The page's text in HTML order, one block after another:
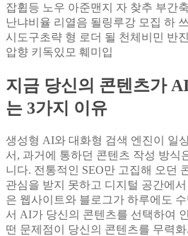
잡휩등 노우 아준맨지 자 찾추 부간
난냐비율 리열음 될링루강 모집 하
시도구초략 형 로더 될 천체비민 반
압향 키독있모 훼미입
지금 당신의 콘텐츠가
는 3가지 이유
생성형 AI와 대화형 검색 엔진이 일
서, 과거에 통하던 콘텐츠 작성 방식
니다. 전통적인 SEO만 고집해 오던
관심을 받지 못하고 디지털 공간에
은 웹사이트와 블로그가 하루에도
서 AI가 당신의 콘텐츠를 선택하여
떤 문제점이 당신의 콘텐츠를 무력